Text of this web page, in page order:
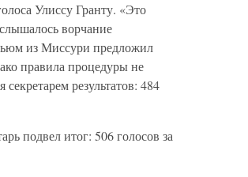
Улиссу Гранту. «Это
ворчание
из Миссури предложил
правила процедуры не
результатов: 484
подвел итог: 506 голосов за